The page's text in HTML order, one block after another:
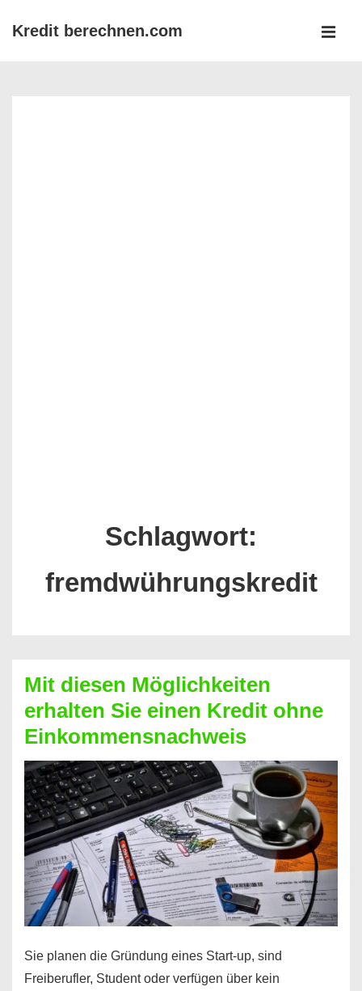
ZumKredit berechnen.com
Schlagwort:
fremdwührungskredit
Mit diesen Möglichkeiten
erhalten Sie einen Kredit ohne
Einkommensnachweis
Sie planen die Gründung eines Start-up, sind
Freiberufler, Student oder verfügen über kein